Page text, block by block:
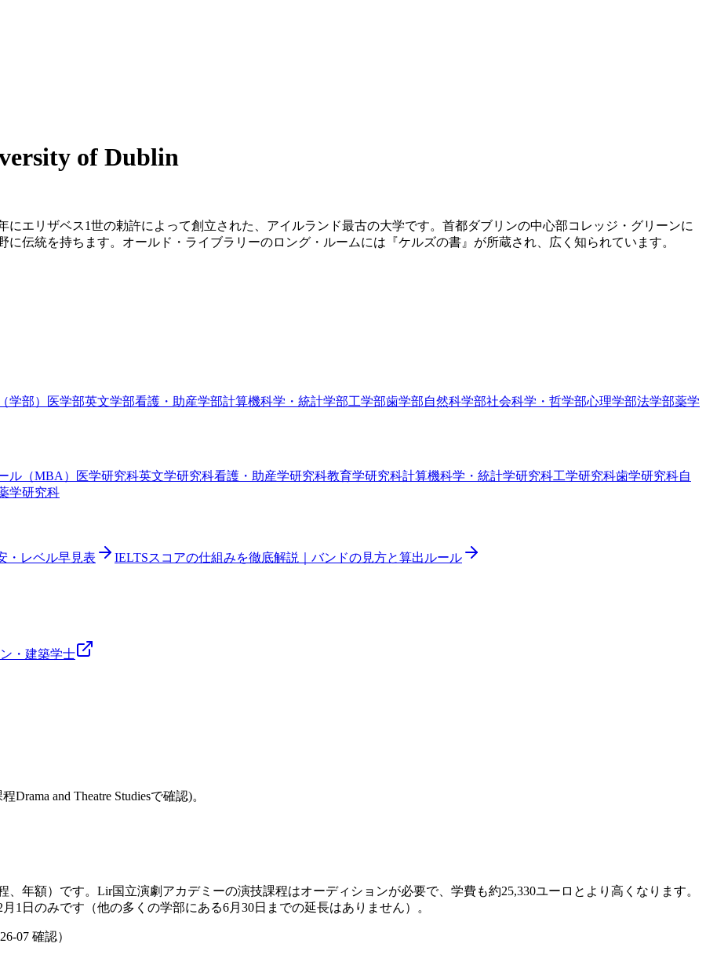
of Dublin
にエリザベス1世の勅許によって創立された、アイルランド最古の大学です。首都ダブリンの中心部コレッジ・グリーンに
伝統を持ちます。オールド・ライブラリーのロング・ルームには『ケルズの書』が所蔵され、広く知られています。
学部） 医学部英文学部看護・助産学部計算機科学・統計学部工学部歯学部自然科学部社会科学・哲学部心理学部法学部薬学
ル（MBA） 医学研究科英文学研究科看護・助産学研究科教育学研究科計算機科学・統計学研究科工学研究科歯学研究科自
学研究科
・レベル早見表 IELTSスコアの仕組みを徹底解説｜バンドの見方と算出ルール
・建築学士
and Theatre Studiesで確認)。
年額）です。Lir国立演劇アカデミーの演技課程はオーディションが必要で、学費も約25,330ユーロとより高くなります。
1日のみです（他の多くの学部にある6月30日までの延長はありません）。
07 確認）